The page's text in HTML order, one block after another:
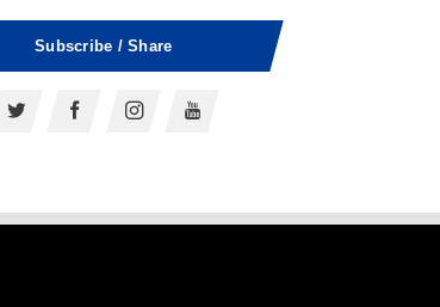
Subscribe / Share